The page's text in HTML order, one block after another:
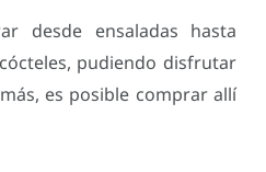
desde ensaladas hasta
pudiendo disfrutar
es posible comprar allí